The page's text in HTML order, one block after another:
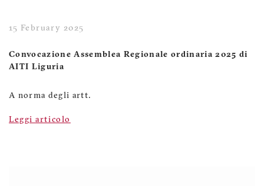
15 February 2025
Convocazione Assemblea Regionale ordinaria 2025 di
AITI Liguria
A norma degli artt.
Leggi articolo